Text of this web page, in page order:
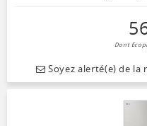
Dont
Soyez alerté(e) de